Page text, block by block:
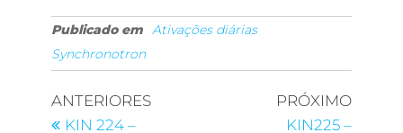
Publicado em Ativações diárias
Synchronotron
ANTERIORES
KIN 224 –
PRÓXIMO
KIN225 –